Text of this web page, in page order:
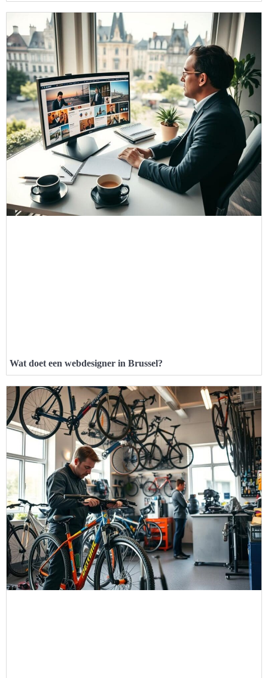
Wat doet een webdesigner in Brussel?